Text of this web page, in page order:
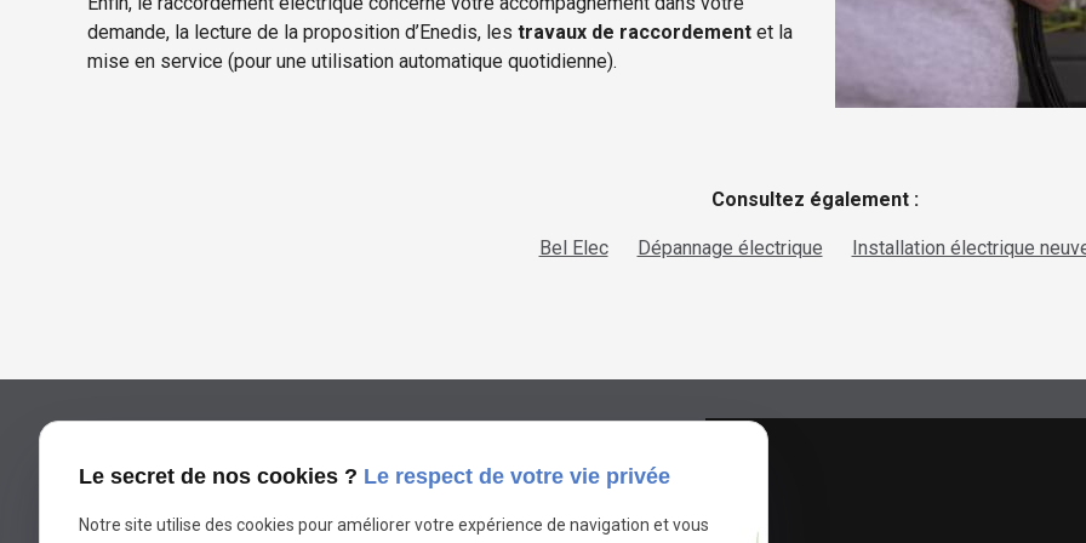
demande, la lecture de la proposition d’Enedis, les travaux de raccordement et la
mise en service (pour une utilisation automatique quotidienne).
Consultez également :
Bel Elec Dépannage électrique Installation électrique
175 Impasse de Taussane Nord
Le secret de nos cookies ? Le respect de votre vie privée
Notre site utilise des cookies pour améliorer votre expérience de navigation et vous